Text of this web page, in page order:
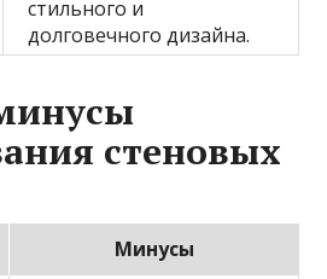
стильного и
долговечного дизайна.
стеновых
Минусы